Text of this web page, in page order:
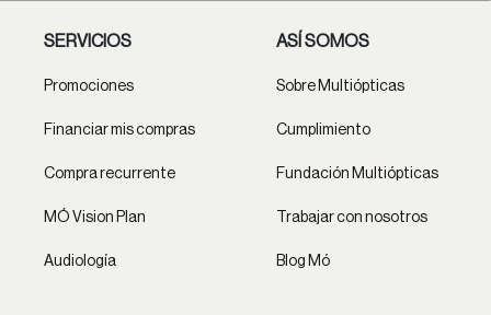
SERVICIOS
Promociones
Financiar mis compras
Compra recurrente
MÓ Vision Plan
Audiología
ASÍ SOMOS
Sobre Multiópticas
Cumplimiento
Fundación Multiópticas
Trabajar con nosotros
Blog Mó